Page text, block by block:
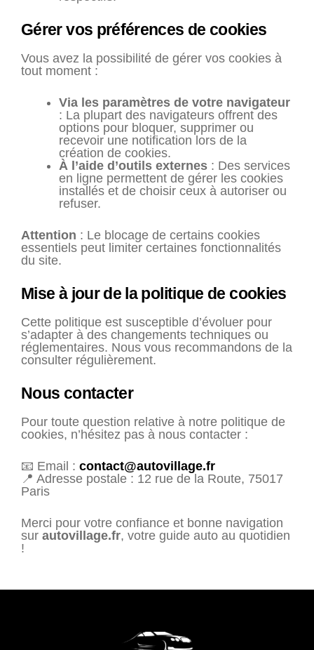
Gérer vos préférences de cookies
Vous avez la possibilité de gérer vos cookies à
tout moment :
Via les paramètres de votre navigateur
: La plupart des navigateurs offrent des
options pour bloquer, supprimer ou
recevoir une notification lors de la
création de cookies.
À l’aide d’outils externes : Des services
en ligne permettent de gérer les cookies
installés et de choisir ceux à autoriser ou
refuser.
Attention : Le blocage de certains cookies
essentiels peut limiter certaines fonctionnalités
du site.
Mise à jour de la politique de cookies
Cette politique est susceptible d’évoluer pour
s’adapter à des changements techniques ou
réglementaires. Nous vous recommandons de la
consulter régulièrement.
Nous contacter
Pour toute question relative à notre politique de
cookies, n’hésitez pas à nous contacter :
📧 Email : contact@autovillage.fr
📍 Adresse postale : 12 rue de la Route, 75017
Paris
Merci pour votre confiance et bonne navigation
sur autovillage.fr, votre guide auto au quotidien
!